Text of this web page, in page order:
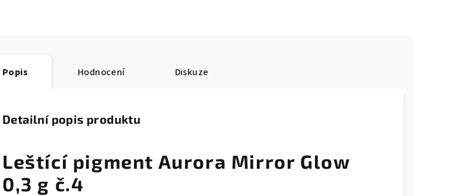
Popis Hodnocení Diskuze
Detailní popis produktu
Leštící pigment Aurora Mirror Glow
0,3 g č.4